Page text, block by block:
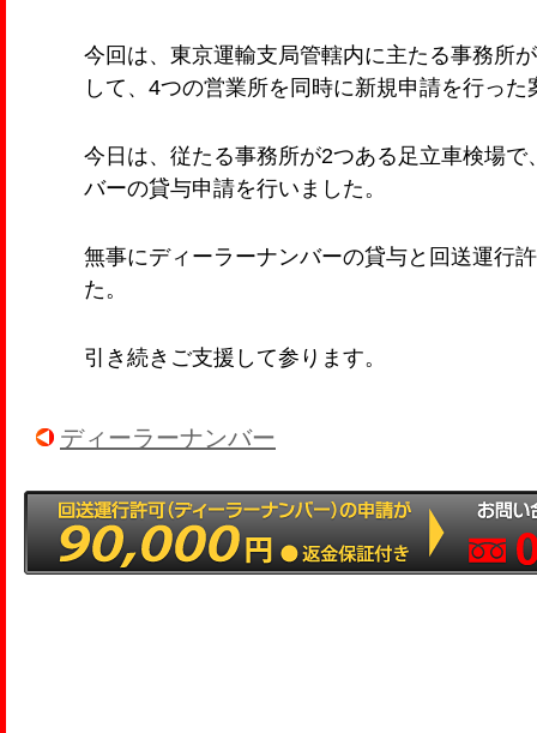
今回は、東京運輸支局管轄内に主たる事務所
して、4つの営業所を同時に新規申請を行った
今日は、従たる事務所が2つある足立車検場で
バーの貸与申請を行いました。
無事にディーラーナンバーの貸与と回送運行
た。
引き続きご支援して参ります。
ディーラーナンバー